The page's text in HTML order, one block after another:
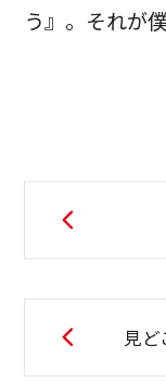
う』。それが
見